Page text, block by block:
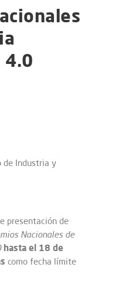
4.0
de Industria y
presentación de
Nacionales de
hasta el 18 de
como fecha límite